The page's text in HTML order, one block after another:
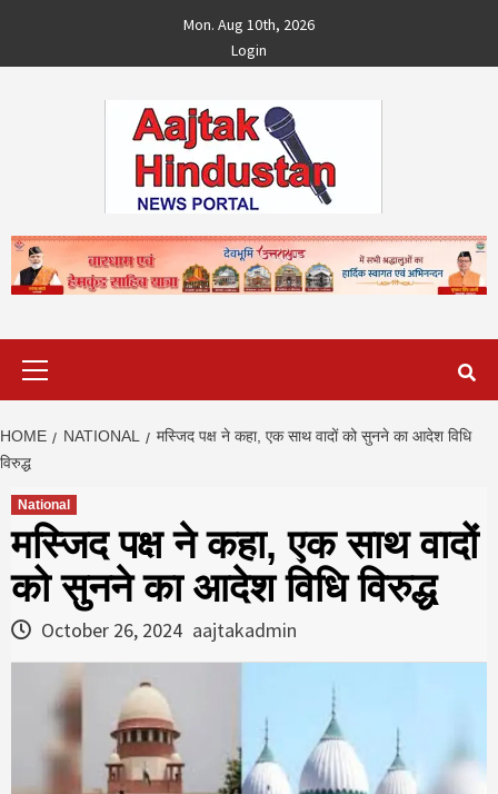
content
Mon. Aug 10th, 2026
Login
HOME NATIONAL
मस्जिद पक्ष ने कहा, एक साथ वादों को सुनने का आदेश विधि
विरुद्ध
National
मस्जिद पक्ष ने कहा, एक साथ वादों
को सुनने का आदेश विधि विरुद्ध
October 26, 2024 aajtakadmin